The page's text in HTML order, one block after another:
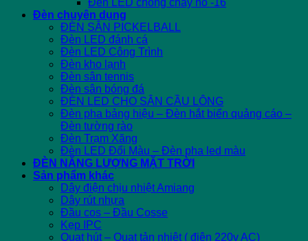
Đèn LED chống cháy nổ -16
Đèn chuyên dụng
ĐÈN SÂN PICKELBALL
Đèn LED đánh cá
Đèn LED Công Trình
Đèn kho lạnh
Đèn sân tennis
Đèn sân bóng đá
ĐÈN LED CHO SÂN CẦU LÔNG
Đèn pha bảng hiệu – Đèn hắt biển quảng cáo –
Đèn tường rào
Đèn Trạm Xăng
Đèn LED Đổi Màu – Đèn pha led màu
ĐÈN NĂNG LƯỢNG MẶT TRỜI
Sản phẩm khác
Dây điện chịu nhiệt Amiang
Dây rút nhựa
Đầu cos – Đầu Cosse
Kẹp IPC
Quạt hút – Quạt tản nhiệt ( điện 220v AC)